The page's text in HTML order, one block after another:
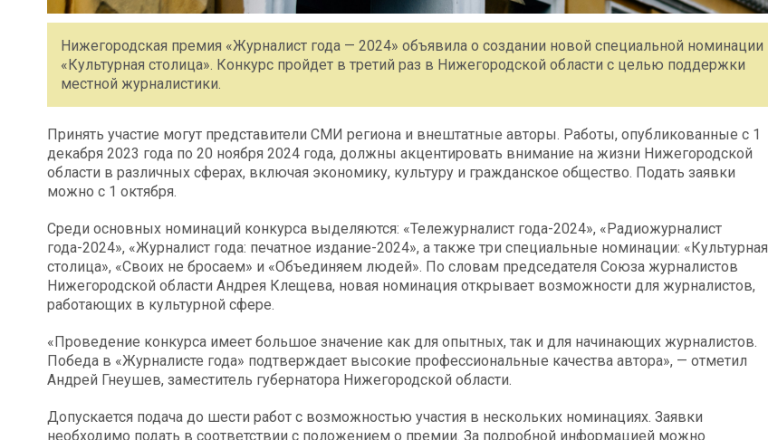
Нижегородская премия «Журналист года — 2024» объявила о создании новой специальной номинации
«Культурная столица». Конкурс пройдет в третий раз в Нижегородской области с целью поддержки
местной журналистики.
Принять участие могут представители СМИ региона и внештатные авторы. Работы, опубликованные с 1
декабря 2023 года по 20 ноября 2024 года, должны акцентировать внимание на жизни Нижегородской
области в различных сферах, включая экономику, культуру и гражданское общество. Подать заявки
можно с 1 октября.
Среди основных номинаций конкурса выделяются: «Тележурналист года-2024», «Радиожурналист
года-2024», «Журналист года: печатное издание-2024», а также три специальные номинации: «Культурная
столица», «Своих не бросаем» и «Объединяем людей». По словам председателя Союза журналистов
Нижегородской области Андрея Клещева, новая номинация открывает возможности для журналистов,
работающих в культурной сфере.
«Проведение конкурса имеет большое значение как для опытных, так и для начинающих журналистов.
Победа в «Журналисте года» подтверждает высокие профессиональные качества автора», — отметил
Андрей Гнеушев, заместитель губернатора Нижегородской области.
Допускается подача до шести работ с возможностью участия в нескольких номинациях. Заявки
необходимо подать в соответствии с положением о премии. За подробной информацией можно